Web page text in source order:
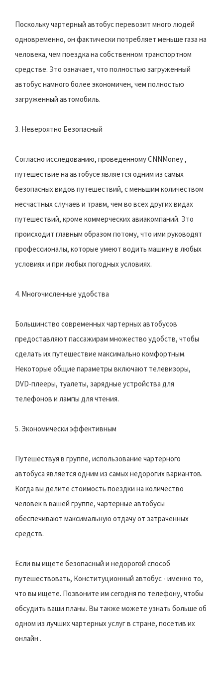
Поскольку чартерный автобус перевозит много людей
одновременно, он фактически потребляет меньше газа на
человека, чем поездка на собственном транспортном
средстве. Это означает, что полностью загруженный
автобус намного более экономичен, чем полностью
загруженный автомобиль.
3. Невероятно Безопасный
Согласно исследованию, проведенному CNNMoney ,
путешествие на автобусе является одним из самых
безопасных видов путешествий, с меньшим количеством
несчастных случаев и травм, чем во всех других видах
путешествий, кроме коммерческих авиакомпаний. Это
происходит главным образом потому, что ими руководят
профессионалы, которые умеют водить машину в любых
условиях и при любых погодных условиях.
4. Многочисленные удобства
Большинство современных чартерных автобусов
предоставляют пассажирам множество удобств, чтобы
сделать их путешествие максимально комфортным.
Некоторые общие параметры включают телевизоры,
DVD-плееры, туалеты, зарядные устройства для
телефонов и лампы для чтения.
5. Экономически эффективным
Путешествуя в группе, использование чартерного
автобуса является одним из самых недорогих вариантов.
Когда вы делите стоимость поездки на количество
человек в вашей группе, чартерные автобусы
обеспечивают максимальную отдачу от затраченных
средств.
Если вы ищете безопасный и недорогой способ
путешествовать, Конституционный автобус - именно то,
что вы ищете. Позвоните им сегодня по телефону, чтобы
обсудить ваши планы. Вы также можете узнать больше об
одном из лучших чартерных услуг в стране, посетив их
онлайн .